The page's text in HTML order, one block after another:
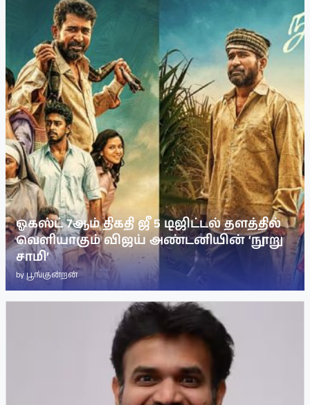
ஓகஸ்ட் 7ஆம் திகதி ஜீ 5 டிஜிட்டல் தளத்தில்
வெளியாகும் விஜய் அண்டனியின் ‘நூறு
சாமி’
byபூங்குன்றன்